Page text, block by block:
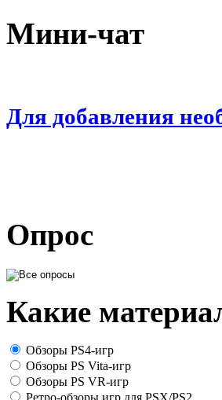
Мини-чат
Для добавления
Опрос
Какие
Обзоры PS4-игр
Обзоры PS Vita-игр
Обзоры PS VR-игр